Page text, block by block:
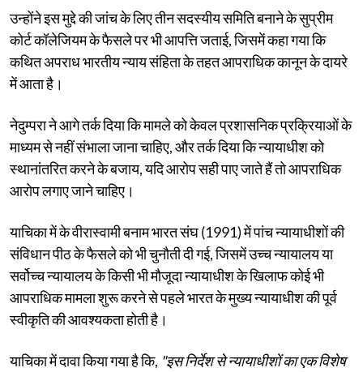
उन्होंने इस मुद्दे की जांच के लिए तीन सदस्यीय समिति बनाने के सुप्रीम
कोर्ट कॉलेजियम के फैसले पर भी आपत्ति जताई, जिसमें कहा गया कि
कथित अपराध भारतीय न्याय संहिता के तहत आपराधिक कानून के दायरे
में आता है।
नेदुम्परा ने आगे तर्क दिया कि मामले को केवल प्रशासनिक प्रक्रियाओं के
माध्यम से नहीं संभाला जाना चाहिए, और तर्क दिया कि न्यायाधीश को
स्थानांतरित करने के बजाय, यदि आरोप सही पाए जाते हैं तो आपराधिक
आरोप लगाए जाने चाहिए।
याचिका में के वीरास्वामी बनाम भारत संघ (1991) में पांच न्यायाधीशों की
संविधान पीठ के फैसले को भी चुनौती दी गई, जिसमें उच्च न्यायालय या
सर्वोच्च न्यायालय के किसी भी मौजूदा न्यायाधीश के खिलाफ कोई भी
आपराधिक मामला शुरू करने से पहले भारत के मुख्य न्यायाधीश की पूर्व
स्वीकृति की आवश्यकता होती है।
याचिका में दावा किया गया है कि, "इस निर्देश से न्यायाधीशों का एक विशेष